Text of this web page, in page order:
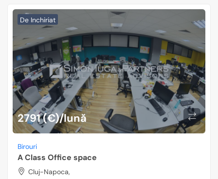
De Inchiriat
2791 (€)/lună
Birouri
A Class Office space
Cluj-Napoca,